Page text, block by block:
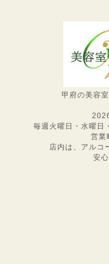
甲府の美容
毎週火曜日・水曜日
営業
店内は、アルコ
安